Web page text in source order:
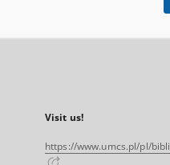
Visit us!
https://www.umcs.pl/pl/